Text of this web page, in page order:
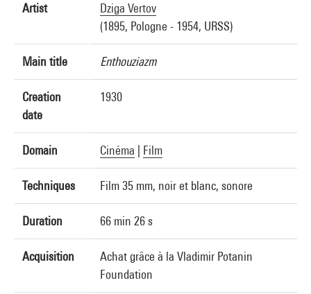
Artist
Dziga Vertov
(1895, Pologne - 1954, URSS)
Main title Enthouziazm
Creation
date
1930
Domain Cinéma Film
Techniques Film 35 mm, noir et blanc, sonore
Duration 66 min 26 s
Acquisition
Achat grâce à la Vladimir Potanin
Foundation